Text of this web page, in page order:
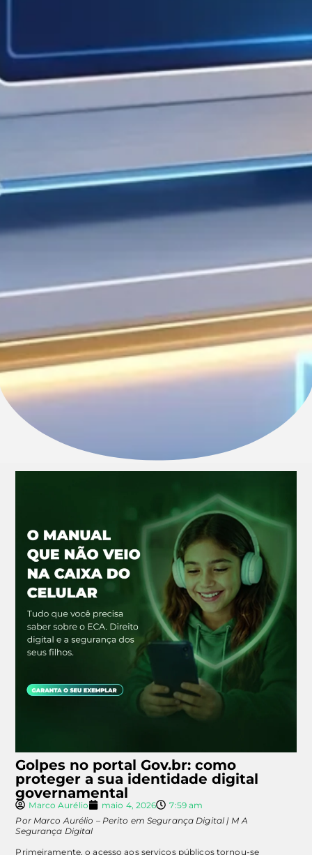
Golpes no portal Gov.br: como
proteger a sua identidade digital
governamental
Marco Aurélio maio 4, 2026
7:59 am
Por Marco Aurélio – Perito em Segurança Digital | M A
Segurança Digital
Primeiramente, o acesso aos serviços públicos tornou-se